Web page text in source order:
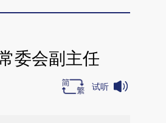
委会副主任
试听